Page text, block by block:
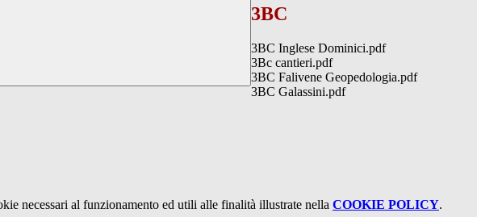
3BC
3BC Inglese Dominici.pdf
3Bc cantieri.pdf
3BC Falivene Geopedologia.pdf
3BC Galassini.pdf
necessari al funzionamento ed utili alle finalità illustrate nella COOKIE POLICY.